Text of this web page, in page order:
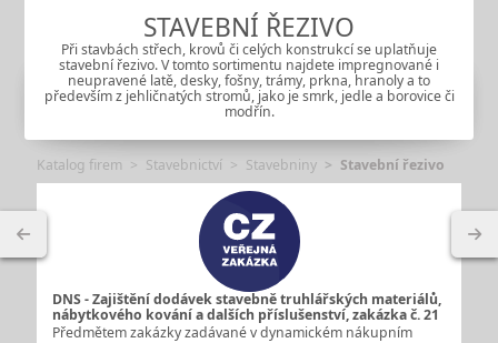
STAVEBNÍ ŘEZIVO
Při stavbách střech, krovů či celých konstrukcí se uplatňuje
stavební řezivo. V tomto sortimentu najdete impregnované i
neupravené latě, desky, fošny, trámy, prkna, hranoly a to
především z jehličnatých stromů, jako je smrk, jedle a borovice či
modřín.
Katalog firem Stavebnictví Stavebniny Stavební řezivo
DNS - Zajištění dodávek stavebně truhlářských materiálů,
nábytkového kování a dalších příslušenství, zakázka č. 21
Předmětem zakázky zadávané v dynamickém nákupním